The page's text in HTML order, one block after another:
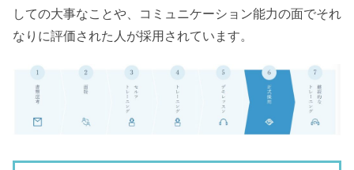
しての大事なことや、コミュニケーション能力の面でそれ
なりに評価された人が採用されています。